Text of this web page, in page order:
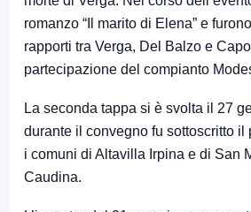
romanzo “Il marito di Elena” e
rapporti tra Verga, Del Balzo e
partecipazione del compianto
La seconda tappa si è svolta il 27
durante il convegno fu sottoscritto il
i comuni di Altavilla Irpina e di San
Caudina.